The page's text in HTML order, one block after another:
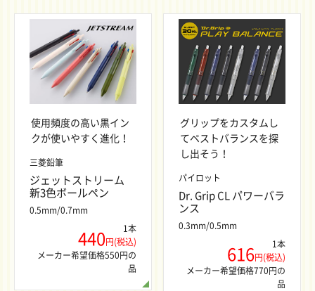
使用頻度の高い黒イン
クが使いやすく進化！
三菱鉛筆
ジェットストリーム
新3色ボールペン
0.5mm/0.7mm
1本
440円(税込)
メーカー希望価格550円の
品
グリップをカスタムし
てベストバランスを探
し出そう！
パイロット
Dr. Grip CL パワーバラ
ンス
0.3mm/0.5mm
1本
616円(税込)
メーカー希望価格770円の
品